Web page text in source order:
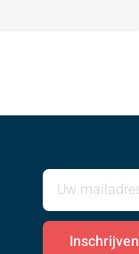
Inschrijven